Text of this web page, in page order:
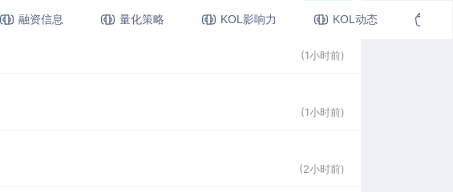
融资信息 量化策略 KOL影响力 KOL动态
(1小时前)
(1小时前)
(2小时前)